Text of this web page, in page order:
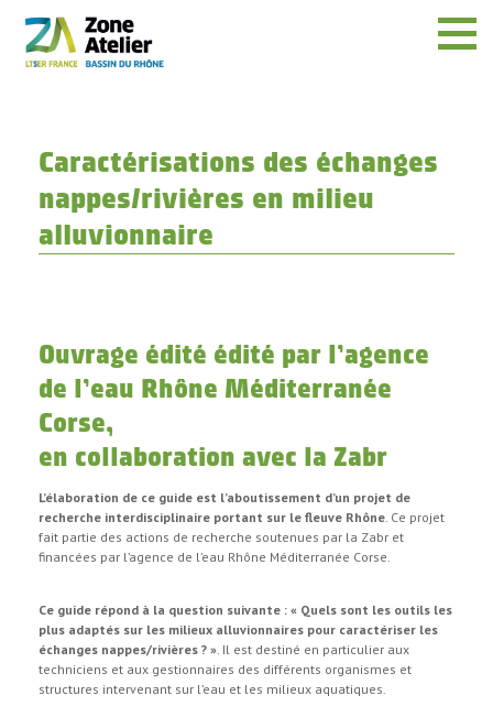
Menu
Caractérisations des échanges
nappes/rivières en milieu
alluvionnaire
Ouvrage édité édité par l’agence
de l’eau Rhône Méditerranée
Corse,
en collaboration avec la Zabr
L’élaboration de ce guide est l’aboutissement d’un projet de
recherche interdisciplinaire portant sur le fleuve Rhône. Ce projet
fait partie des actions de recherche soutenues par la Zabr et
financées par l’agence de l’eau Rhône Méditerranée Corse.
Ce guide répond à la question suivante : « Quels sont les outils les
plus adaptés sur les milieux alluvionnaires pour caractériser les
échanges nappes/rivières ? ». Il est destiné en particulier aux
techniciens et aux gestionnaires des différents organismes et
structures intervenant sur l’eau et les milieux aquatiques.